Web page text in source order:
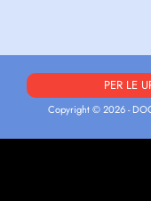
PER LE
Copyright © 2026 -